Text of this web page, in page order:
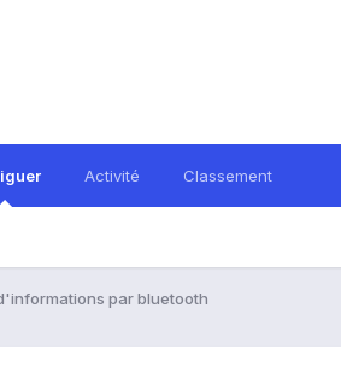
Activité Classement
par bluetooth